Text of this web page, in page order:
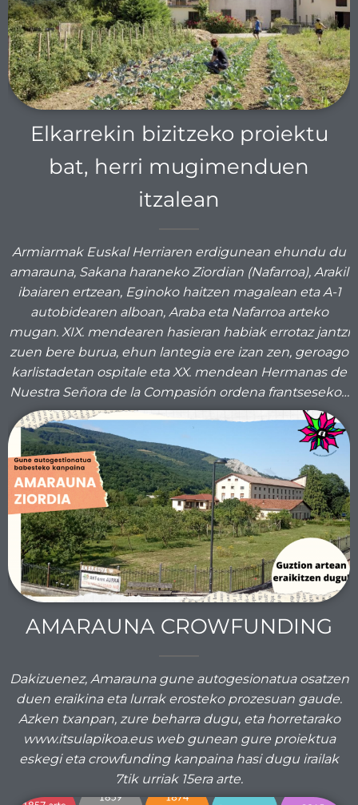
Elkarrekin bizitzeko proiektu
bat, herri mugimenduen
itzalean
Armiarmak Euskal Herriaren erdigunean ehundu du
amarauna, Sakana haraneko Ziordian (Nafarroa), Arakil
ibaiaren ertzean, Eginoko haitzen magalean eta A-1
autobidearen alboan, Araba eta Nafarroa arteko
mugan. XIX. mendearen hasieran habiak errotaz jantzi
zuen bere burua, ehun lantegia ere izan zen, geroago
karlistadetan ospitale eta XX. mendean Hermanas de
Nuestra Señora de la Compasión ordena frantseseko…
AMARAUNA CROWFUNDING
Dakizuenez, Amarauna gune autogesionatua osatzen
duen eraikina eta lurrak erosteko prozesuan gaude.
Azken txanpan, zure beharra dugu, eta horretarako
www.itsulapikoa.eus web gunean gure proiektua
eskegi eta crowfunding kanpaina hasi dugu irailak
7tik urriak 15era arte.